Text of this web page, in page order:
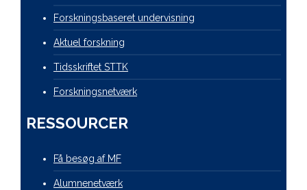
Forskningsbaseret undervisning
Aktuel forskning
Tidsskriftet STTK
Forskningsnetværk
RESSOURCER
Få besøg af MF
Alumnenetværk